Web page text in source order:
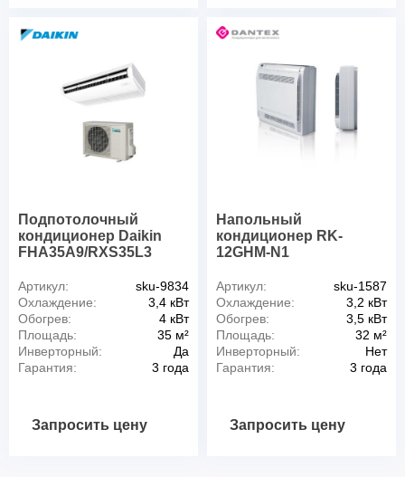
Подпотолочный
кондиционер Daikin
FHA35A9/RXS35L3
Артикул:
sku-9834
Охлаждение:
3,4 кВт
Обогрев:
4 кВт
Площадь:
35 м²
Инверторный:
Да
Гарантия:
3 года
Запросить цену
Напольный
кондиционер RK-
12GHM-N1
Артикул:
sku-1587
Охлаждение:
3,2 кВт
Обогрев:
3,5 кВт
Площадь:
32 м²
Инверторный:
Нет
Гарантия:
3 года
Запросить цену